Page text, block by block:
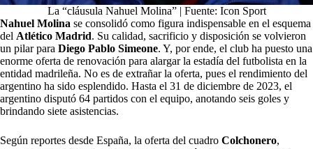
La “cláusula Nahuel Molina” | Fuente: Icon Sport
Nahuel Molina se consolidó como figura indispensable en el esquema
del Atlético Madrid. Su calidad, sacrificio y disposición se volvieron
un pilar para Diego Pablo Simeone. Y, por ende, el club ha puesto una
enorme oferta de renovación para alargar la estadía del futbolista en la
entidad madrileña. No es de extrañar la oferta, pues el rendimiento del
argentino ha sido esplendido. Hasta el 31 de diciembre de 2023, el
argentino disputó 64 partidos con el equipo, anotando seis goles y
brindando siete asistencias.
Según reportes desde España, la oferta del cuadro Colchonero,